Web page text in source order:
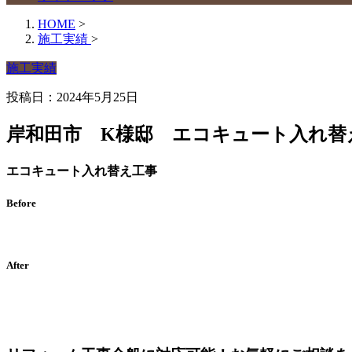
HOME >
施工実績 >
施工実績
投稿日：2024年5月25日
岸和田市 K様邸 エコキュート入れ替
エコキュート入れ替え工事
Before
After